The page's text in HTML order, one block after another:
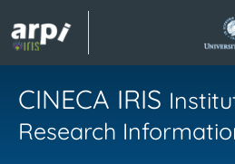
CINECA IRIS
Research